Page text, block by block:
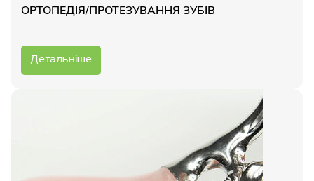
ОРТОПЕДІЯ/ПРОТЕЗУВАННЯ ЗУБІВ
Детальніше